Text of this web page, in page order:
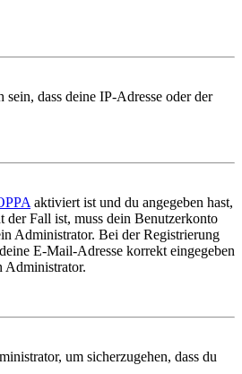
dass deine IP-Adresse oder der
aktiviert ist und du angegeben hast,
der Fall ist, muss dein Benutzerkonto
Administrator. Bei der Registrierung
E-Mail-Adresse korrekt eingegeben
Administrator.
um sicherzugehen, dass du